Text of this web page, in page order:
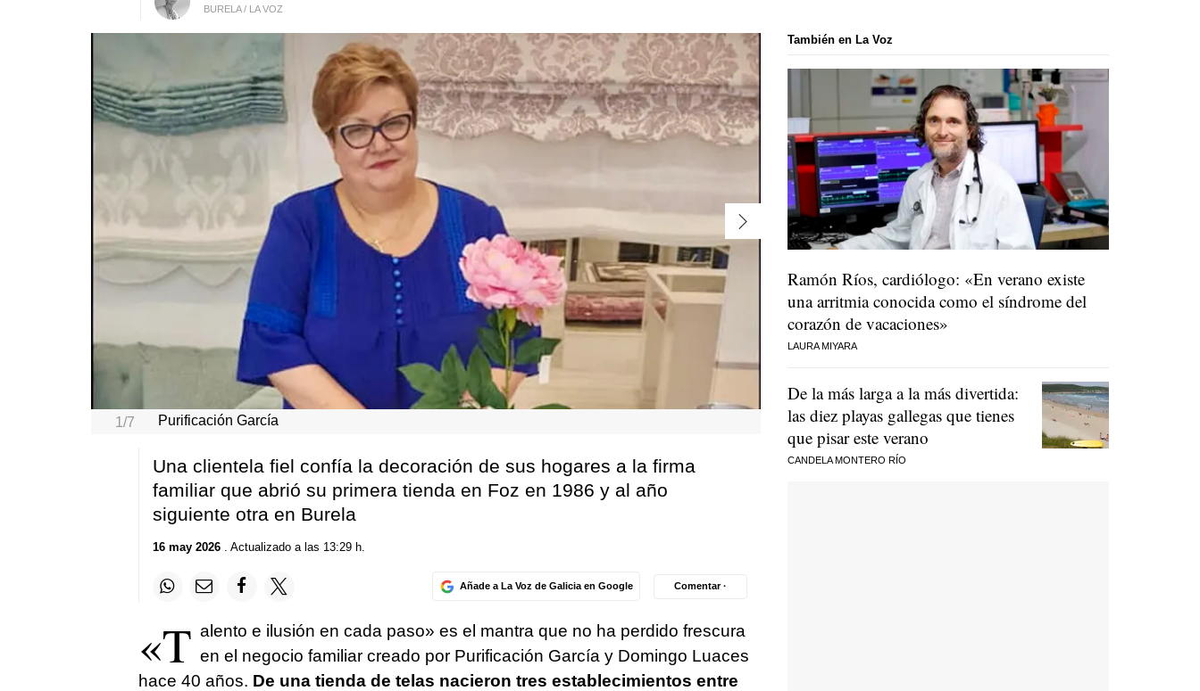
BURELA / LA VOZ
1/7 Purificación García
Una clientela fiel confía la decoración de sus hogares a la firma
familiar que abrió su primera tienda en Foz en 1986 y al año
siguiente otra en Burela
16 may 2026. Actualizado a las 13:29 h.
Añade a La Voz de Galicia en Google Comentar ·
«T alento e ilusión en cada paso» es el mantra que no ha perdido frescura
en el negocio familiar creado por Purificación García y Domingo Luaces
hace 40 años. De una tienda de telas nacieron tres establecimientos entre
También en La Voz
Ramón Ríos, cardiólogo: «En verano existe
una arritmia conocida como el síndrome del
corazón de vacaciones»
LAURA MIYARA
De la más larga a la más divertida:
las diez playas gallegas que tienes
que pisar este verano
CANDELA MONTERO RÍO